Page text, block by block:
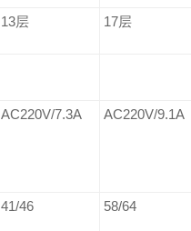
13层 17层
AC220V/7.3A AC220V/
41/46 58/64